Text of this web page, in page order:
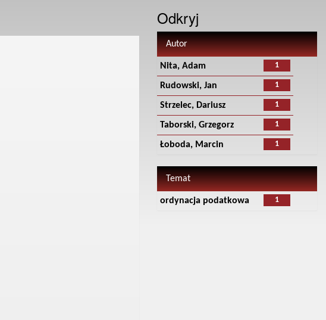
Odkryj
Autor
1
Nita, Adam
1
Rudowski, Jan
1
Strzelec, Dariusz
1
Taborski, Grzegorz
1
Łoboda, Marcin
Temat
1
ordynacja podatkowa